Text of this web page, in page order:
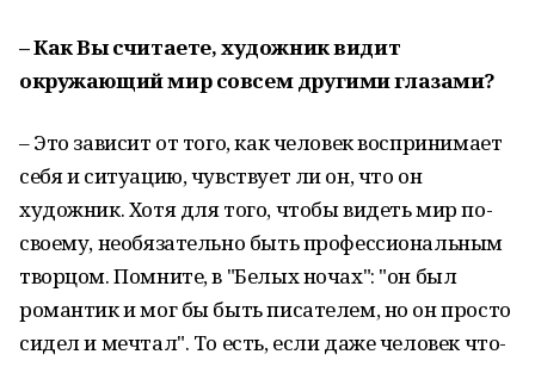
– Как Вы считаете, художник видит
окружающий мир совсем другими глазами?
– Это зависит от того, как человек воспринимает
себя и ситуацию, чувствует ли он, что он
художник. Хотя для того, чтобы видеть мир по-
своему, необязательно быть профессиональным
творцом. Помните, в "Белых ночах": "он был
романтик и мог бы быть писателем, но он просто
сидел и мечтал". То есть, если даже человек что-